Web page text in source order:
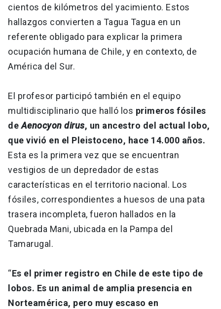
cientos de kilómetros del yacimiento. Estos
hallazgos convierten a Tagua Tagua en un
referente obligado para explicar la primera
ocupación humana de Chile, y en contexto, de
América del Sur.
El profesor participó también en el equipo
multidisciplinario que halló los primeros fósiles
deAenocyon dirus, un ancestro del actual lobo,
que vivió en el Pleistoceno, hace 14.000 años.
Esta es la primera vez que se encuentran
vestigios de un depredador de estas
características en el territorio nacional. Los
fósiles, correspondientes a huesos de una pata
trasera incompleta, fueron hallados en la
Quebrada Mani, ubicada en la Pampa del
Tamarugal.
“Es el primer registro en Chile de este tipo de
lobos. Es un animal de amplia presencia en
Norteamérica, pero muy escaso en